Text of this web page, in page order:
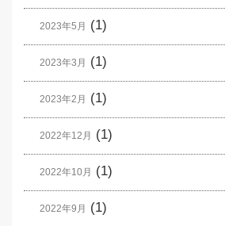
2023年5月 (1)
2023年3月 (1)
2023年2月 (1)
2022年12月 (1)
2022年10月 (1)
2022年9月 (1)